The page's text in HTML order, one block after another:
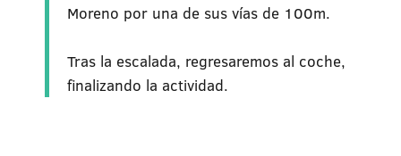
Moreno por una de sus vías de 100m.
Tras la escalada, regresaremos al coche,
finalizando la actividad.